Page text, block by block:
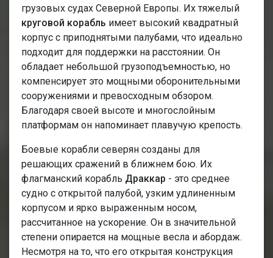
грузовых судах Северной Европы. Их тяжелый
круговой корабль имеет высокий квадратный
корпус с приподнятыми палубами, что идеально
подходит для поддержки на расстоянии. Он
обладает небольшой грузоподъемностью, но
компенсирует это мощными оборонительными
сооружениями и превосходным обзором.
Благодаря своей высоте и многослойным
платформам он напоминает плавучую крепость.
Боевые корабли северян созданы для
решающих сражений в ближнем бою. Их
флагманский корабль Драккар - это среднее
судно с открытой палубой, узким удлиненным
корпусом и ярко выраженным носом,
рассчитанное на ускорение. Он в значительной
степени опирается на мощные весла и абордаж.
Несмотря на то, что его открытая конструкция